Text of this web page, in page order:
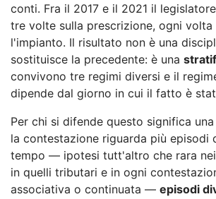
conti. Fra il 2017 e il 2021 il
tre volte sulla prescrizione, ogni volta
l'impianto. Il risultato non è una
sostituisce la precedente: è una
convivono tre regimi diversi e il
dipende dal giorno in cui il fatto è
Per chi si difende questo significa
la contestazione riguarda più episodi
tempo — ipotesi tutt'altro che rara
in quelli tributari e in ogni
associativa o continuata — episodi